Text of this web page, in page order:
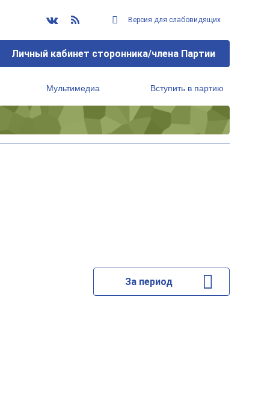
Версия для слабовидящих
Личный кабинет сторонника/члена Партии
Мультимедиа Вступить в партию
За период